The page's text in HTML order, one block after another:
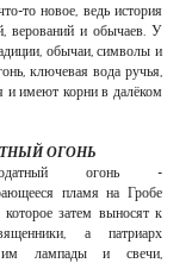
то новое, ведь история
верований и обычаев. У
обычаи, символы и
ключевая вода ручья,
и имеют корни в далёком
ОГОНЬ
огонь -
пламя на Гробе
которое затем выносят к
а патриарх
им лампады и свечи,